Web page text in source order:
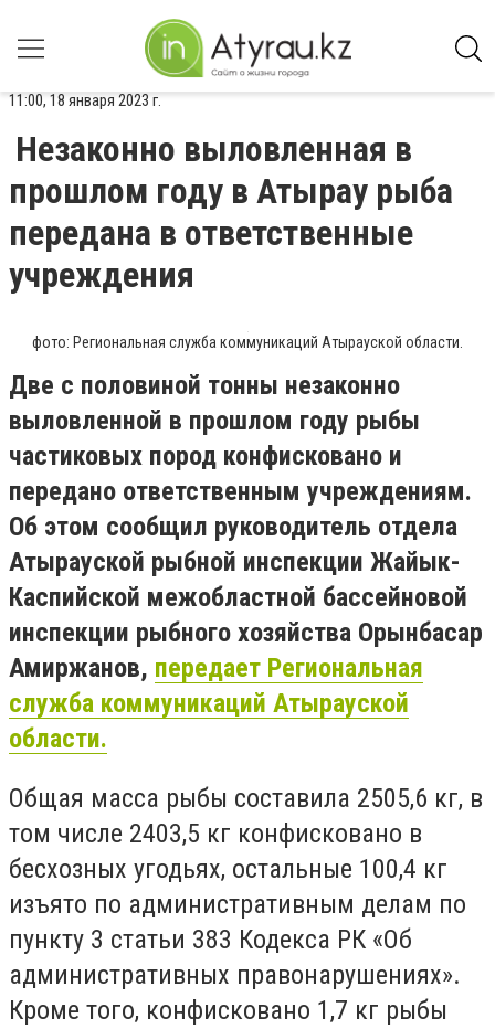
11:00, 18 января 2023 г.
Незаконно выловленная в
прошлом году в Атырау рыба
передана в ответственные
учреждения
фото: Региональная служба коммуникаций Атырауской области.
Две с половиной тонны незаконно
выловленной в прошлом году рыбы
частиковых пород конфисковано и
передано ответственным учреждениям.
Об этом сообщил руководитель отдела
Атырауской рыбной инспекции Жайык-
Каспийской межобластной бассейновой
инспекции рыбного хозяйства Орынбасар
Амиржанов, передает Региональная
служба коммуникаций Атырауской
области.
Общая масса рыбы составила 2505,6 кг, в
том числе 2403,5 кг конфисковано в
бесхозных угодьях, остальные 100,4 кг
изъято по административным делам по
пункту 3 статьи 383 Кодекса РК «Об
административных правонарушениях».
Кроме того, конфисковано 1,7 кг рыбы